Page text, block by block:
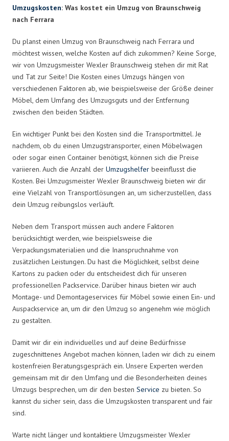
Umzugskosten: Was kostet ein Umzug von Braunschweig
nach Ferrara
Du planst einen Umzug von Braunschweig nach Ferrara und
möchtest wissen, welche Kosten auf dich zukommen? Keine Sorge,
wir von Umzugsmeister Wexler Braunschweig stehen dir mit Rat
und Tat zur Seite! Die Kosten eines Umzugs hängen von
verschiedenen Faktoren ab, wie beispielsweise der Größe deiner
Möbel, dem Umfang des Umzugsguts und der Entfernung
zwischen den beiden Städten.
Ein wichtiger Punkt bei den Kosten sind die Transportmittel. Je
nachdem, ob du einen Umzugstransporter, einen Möbelwagen
oder sogar einen Container benötigst, können sich die Preise
variieren. Auch die Anzahl der Umzugshelfer beeinflusst die
Kosten. Bei Umzugsmeister Wexler Braunschweig bieten wir dir
eine Vielzahl von Transportlösungen an, um sicherzustellen, dass
dein Umzug reibungslos verläuft.
Neben dem Transport müssen auch andere Faktoren
berücksichtigt werden, wie beispielsweise die
Verpackungsmaterialien und die Inanspruchnahme von
zusätzlichen Leistungen. Du hast die Möglichkeit, selbst deine
Kartons zu packen oder du entscheidest dich für unseren
professionellen Packservice. Darüber hinaus bieten wir auch
Montage- und Demontageservices für Möbel sowie einen Ein- und
Auspackservice an, um dir den Umzug so angenehm wie möglich
zu gestalten.
Damit wir dir ein individuelles und auf deine Bedürfnisse
zugeschnittenes Angebot machen können, laden wir dich zu einem
kostenfreien Beratungsgespräch ein. Unsere Experten werden
gemeinsam mit dir den Umfang und die Besonderheiten deines
Umzugs besprechen, um dir den besten Service zu bieten. So
kannst du sicher sein, dass die Umzugskosten transparent und fair
sind.
Warte nicht länger und kontaktiere Umzugsmeister Wexler